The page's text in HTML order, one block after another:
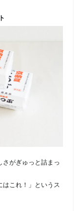
さがぎゅっと詰まっ
はこれ！」というス